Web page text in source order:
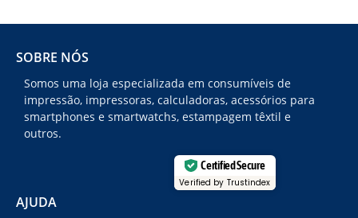
SOBRE NÓS
Somos uma loja especializada em consumíveis de
impressão, impressoras, calculadoras, acessórios para
smartphones e smartwatchs, estampagem têxtil e
outros.
Certified Secure
Verified by Trustindex
AJUDA